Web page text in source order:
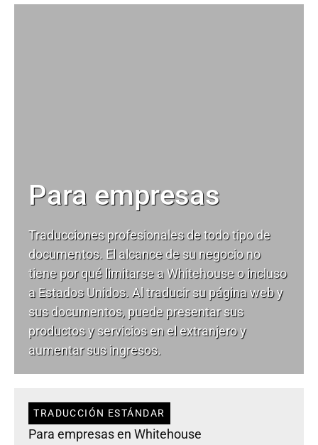
Para empresas
Traducciones profesionales de todo tipo de
documentos. El alcance de su negocio no
tiene por qué limitarse a Whitehouse o incluso
a Estados Unidos. Al traducir su página web y
sus documentos, puede presentar sus
productos y servicios en el extranjero y
aumentar sus ingresos.
TRADUCCIÓN ESTÁNDAR
Para empresas en Whitehouse